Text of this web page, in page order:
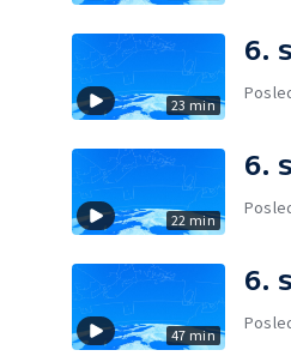
23 min
6.
22 min
6.
47 min
6.